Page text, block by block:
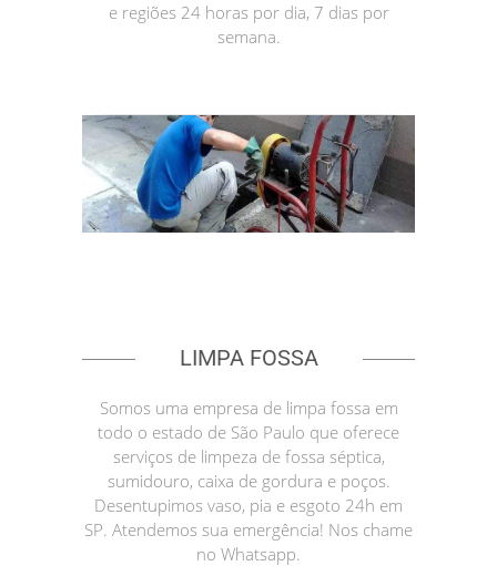
e regiões 24 horas por dia, 7 dias por
semana.
LIMPA FOSSA
Somos uma empresa de limpa fossa em
todo o estado de São Paulo que oferece
serviços de limpeza de fossa séptica,
sumidouro, caixa de gordura e poços.
Desentupimos vaso, pia e esgoto 24h em
SP. Atendemos sua emergência! Nos chame
no Whatsapp.